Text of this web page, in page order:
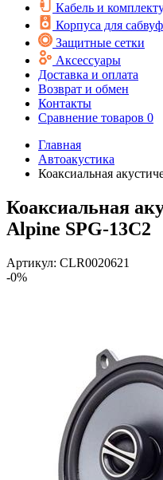
Кабель и
Корпуса для
Защитные сетки
Аксессуары
Доставка и оплата
Возврат и обмен
Контакты
Сравнение товаров 0
Главная
Автоакустика
Коаксиальная
Коаксиальная
Alpine SPG-13C2
Артикул: CLR0020621
-0%